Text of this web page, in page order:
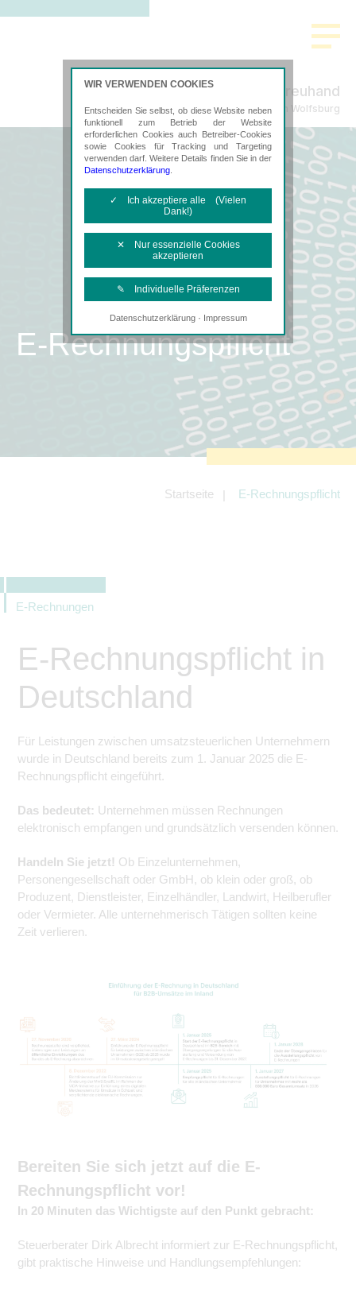
Aller Treuhand
Steuerberatung in Wolfsburg
E-Rechnungspflicht
Startseite E-Rechnungspflicht
E-Rechnungen
E-Rechnungspflicht in
Deutschland
Für Leistungen zwischen umsatzsteuerlichen Unternehmern
wurde in Deutschland bereits zum 1. Januar 2025 die E-
Rechnungspflicht eingeführt.
Das bedeutet: Unternehmen müssen Rechnungen
elektronisch empfangen und grundsätzlich versenden können.
Handeln Sie jetzt! Ob Einzelunternehmen,
Personengesellschaft oder GmbH, ob klein oder groß, ob
Produzent, Dienstleister, Einzelhändler, Landwirt, Heilberufler
oder Vermieter. Alle unternehmerisch Tätigen sollten keine
Zeit verlieren.
Bereiten Sie sich jetzt auf die E-
Rechnungspflicht vor!
In 20 Minuten das Wichtigste auf den Punkt gebracht:
Steuerberater Dirk Albrecht informiert zur E-Rechnungspflicht,
gibt praktische Hinweise und Handlungsempfehlungen:
WIR VERWENDEN COOKIES
Entscheiden Sie selbst, ob diese Website neben
funktionell zum Betrieb der Website
erforderlichen Cookies auch Betreiber-Cookies
sowie Cookies für Tracking und Targeting
verwenden darf. Weitere Details finden Sie in der
Datenschutzerklärung
✓ Ich akzeptiere alle (Vielen
Dank!)
✕ Nur essenzielle Cookies
akzeptieren
✎ Individuelle Präferenzen
Notwendige Cookies
Diese Cookies sind erforderlich, um die
grundlegende Funktionalität der Website
Tracking- und Targeting-Cookies
Diese Cookies sind erforderlich, um
unsere Website auf Ihre Bedürfnisse hin
zu optimieren. Hierzu gehört eine
bedarfsgerechte Gestaltung und
fortlaufende Verbesserung unseres
Angebotes einschließlich der
Angeboten von z.B. Facebook und
Datenschutzerklärung· Impressum